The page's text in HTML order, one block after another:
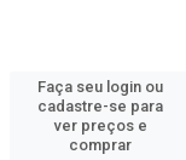
Faça seu login ou
cadastre-se para
ver preços e
comprar